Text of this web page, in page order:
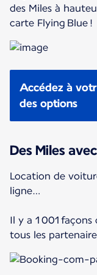
des Miles à
carte Flying Blue !
Accédez à
des options
Des Miles
Location de
ligne…
Il y a 1 001
tous les